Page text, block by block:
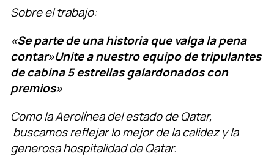
Sobre el trabajo:
«Se parte de una historia que valga la pena
contar»Unite a nuestro equipo de tripulantes
de cabina 5 estrellas galardonados con
premios»
Como la Aerolínea del estado de Qatar,
buscamos reflejar lo mejor de la calidez y la
generosa hospitalidad de Qatar.